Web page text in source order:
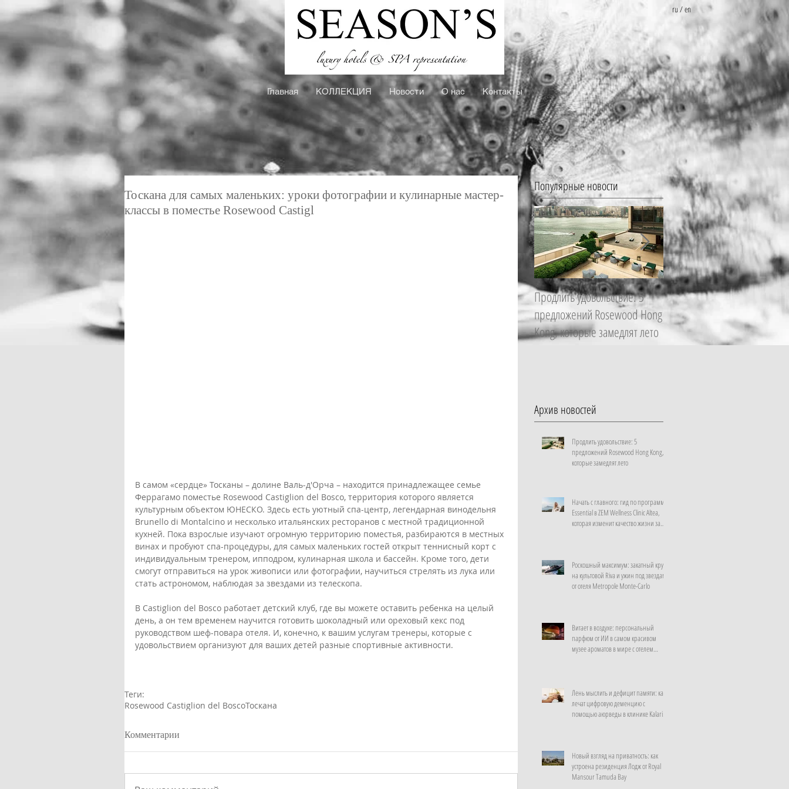
Главная КOЛЛЕКЦИЯ Новости О нас Контакты
ru /en
Тоскана для самых маленьких: уроки фотографии и кулинарные мастер-
классы в поместье Rosewood Castigl
В самом «сердце» Тосканы – долине Валь-д'Орча – находится принадлежащее семье
Феррагамо поместье Rosewood Castiglion del Bosco, территория которого является
культурным объектом ЮНЕСКО. Здесь есть уютный спа-центр, легендарная винодельня
Brunello di Montalcino и несколько итальянских ресторанов с местной традиционной
кухней. Пока взрослые изучают огромную территорию поместья, разбираются в местных
винах и пробуют спа-процедуры, для самых маленьких гостей открыт теннисный корт с
индивидуальным тренером, ипподром, кулинарная школа и бассейн. Кроме того, дети
смогут отправиться на урок живописи или фотографии, научиться стрелять из лука или
стать астрономом, наблюдая за звездами из телескопа.
В Castiglion del Bosco работает детский клуб, где вы можете оставить ребенка на целый
день, а он тем временем научится готовить шоколадный или ореховый кекс под
руководством шеф-повара отеля. И, конечно, к вашим услугам тренеры, которые с
удовольствием организуют для ваших детей разные спортивные активности.
Теги:
Rosewood Castiglion del BoscoТоскана
Комментарии
Популярные новости
Продлить удовольствие: 5
предложений Rosewood Hong
Kong, которые замедлят лето
Начать с главного: гид по
программе Essential в ZEM
Wellness Clinic Altea, которая
изменит качество жизни за
Архив новостей
Продлить удовольствие: 5
предложений Rosewood Hong Kong,
которые замедлят лето
Начать с главного: гид по программе
Essential в ZEM Wellness Clinic Altea,
которая изменит качество жизни за
Роскошный максимум: закатный круиз
на культовой Riva и ужин под звездами
от отеля Metropole Monte-Carlo
Витает в воздухе: персональный
парфюм от ИИ в самом красивом
музее ароматов в мире с отелем
Лень мыслить и дефицит памяти: как
лечат цифровую деменцию с
помощью аюрведы в клинике Kalari
Новый взгляд на приватность: как
устроена резиденция Лодж от Royal
Mansour Tamuda Bay